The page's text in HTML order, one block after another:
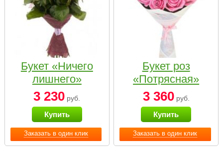
Заказать в один клик
Букет «Ничего
лишнего»
3 230 руб.
Купить
Заказать в один клик
Букет роз
«Потрясная»
3 360руб.
Купить